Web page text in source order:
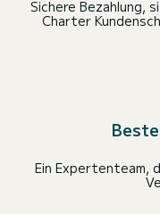
Sichere Bezahlung,
Charter
Ein Expertenteam,